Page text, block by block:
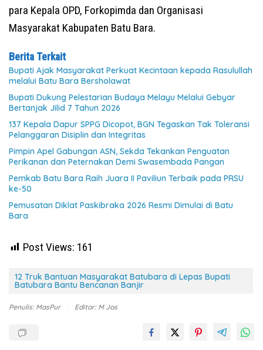
para Kepala OPD, Forkopimda dan Organisasi
Masyarakat Kabupaten Batu Bara.
Berita Terkait
Bupati Ajak Masyarakat Perkuat Kecintaan kepada Rasulullah
melalui Batu Bara Bersholawat
Bupati Dukung Pelestarian Budaya Melayu Melalui Gebyar
Bertanjak Jilid 7 Tahun 2026
137 Kepala Dapur SPPG Dicopot, BGN Tegaskan Tak Toleransi
Pelanggaran Disiplin dan Integritas
Pimpin Apel Gabungan ASN, Sekda Tekankan Penguatan
Perikanan dan Peternakan Demi Swasembada Pangan
Pemkab Batu Bara Raih Juara II Paviliun Terbaik pada PRSU
ke-50
Pemusatan Diklat Paskibraka 2026 Resmi Dimulai di Batu
Bara
Post Views: 161
12 Truk Bantuan Masyarakat Batubara di Lepas Bupati
Batubara Bantu Bencanan Banjir
Penulis: MasPur Editor: M Jos